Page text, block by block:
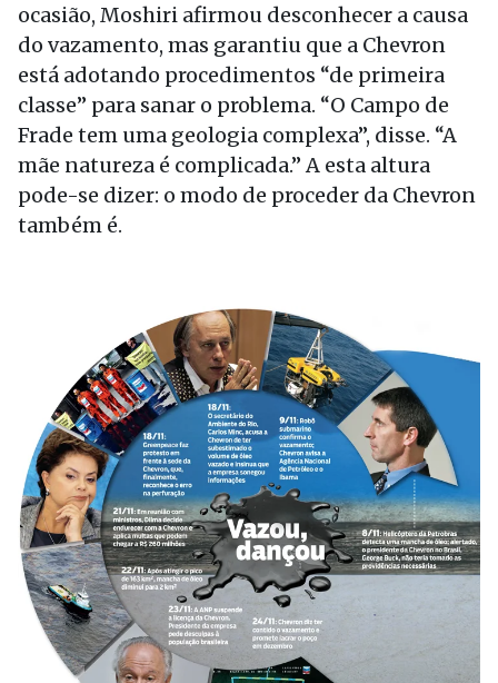
ocasião, Moshiri afirmou desconhecer a causa
do vazamento, mas garantiu que a Chevron
está adotando procedimentos “de primeira
classe” para sanar o problema. “O Campo de
Frade tem uma geologia complexa”, disse. “A
mãe natureza é complicada.” A esta altura
pode-se dizer: o modo de proceder da Chevron
também é.